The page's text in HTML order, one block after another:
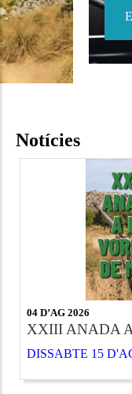
ESCOLTA'NS
Notícies
04 D’AG 2026
XXIII ANADA
DISSABTE 15